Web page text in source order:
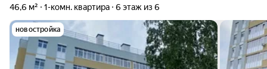
46,6 м² 1-комн. квартира 6 этаж из 6
новостройка